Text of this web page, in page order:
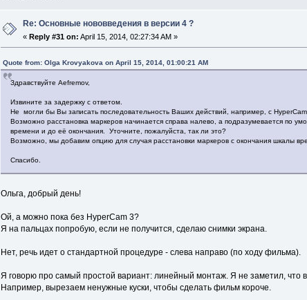
Re: Основные нововведения в версии 4 ?
«Reply #31 on: April 15, 2014, 02:27:34 AM »
Quote from: Olga Krovyakova on April 15, 2014, 01:00:21 AM
Здравствуйте Aefremov,
Извините за задержку с ответом.
Не могли бы Вы записать последовательность Ваших действий, например, с
Возможно расстановка маркеров начинается справа налево, а подразумевается по
времени и до её окончания. Уточните, пожалуйста, так ли это?
Возможно, мы добавим опцию для случая расстановки маркеров с окончания шкалы
Спасибо.
Ольга, добрый день!
Ой, а можно пока без HyperCam 3?
Я на пальцах попробую, если не получится, сделаю снимки экрана.
Нет, речь идет о стандартной процедуре - слева направо (по ходу фильма).
Я говорю про самый простой вариант: линейный монтаж. Я не заметил, что
Например, вырезаем ненужные куски, чтобы сделать фильм короче.